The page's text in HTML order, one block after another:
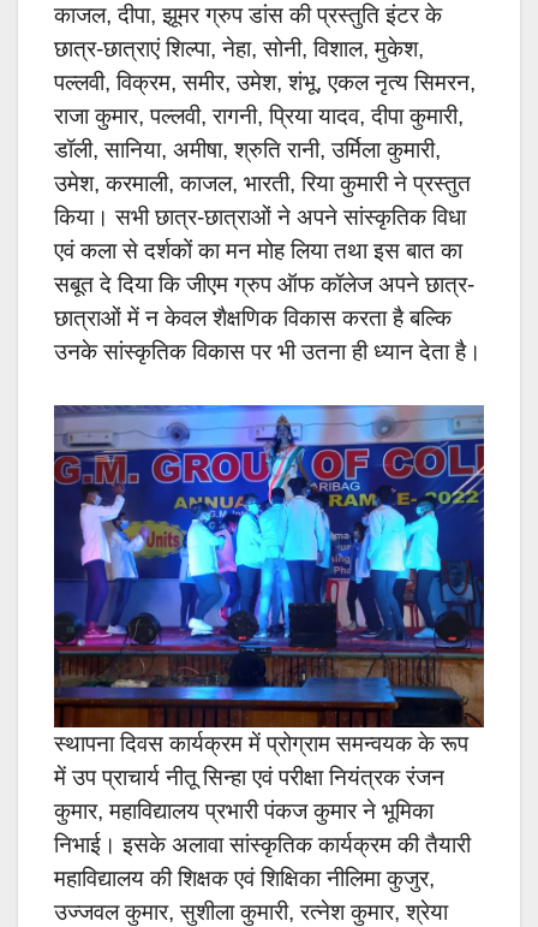
काजल, दीपा, झूमर ग्रुप डांस की प्रस्तुति इंटर के
छात्र-छात्राएं शिल्पा, नेहा, सोनी, विशाल, मुकेश,
पल्लवी, विक्रम, समीर, उमेश, शंभू, एकल नृत्य सिमरन,
राजा कुमार, पल्लवी, रागनी, प्रिया यादव, दीपा कुमारी,
डॉली, सानिया, अमीषा, श्रुति रानी, उर्मिला कुमारी,
उमेश, करमाली, काजल, भारती, रिया कुमारी ने प्रस्तुत
किया। सभी छात्र-छात्राओं ने अपने सांस्कृतिक विधा
एवं कला से दर्शकों का मन मोह लिया तथा इस बात का
सबूत दे दिया कि जीएम ग्रुप ऑफ कॉलेज अपने छात्र-
छात्राओं में न केवल शैक्षणिक विकास करता है बल्कि
उनके सांस्कृतिक विकास पर भी उतना ही ध्यान देता है।
स्थापना दिवस कार्यक्रम में प्रोग्राम समन्वयक के रूप
में उप प्राचार्य नीतू सिन्हा एवं परीक्षा नियंत्रक रंजन
कुमार, महाविद्यालय प्रभारी पंकज कुमार ने भूमिका
निभाई। इसके अलावा सांस्कृतिक कार्यक्रम की तैयारी
महाविद्यालय की शिक्षक एवं शिक्षिका नीलिमा कुजुर,
उज्जवल कुमार, सुशीला कुमारी, रत्नेश कुमार, श्रेया